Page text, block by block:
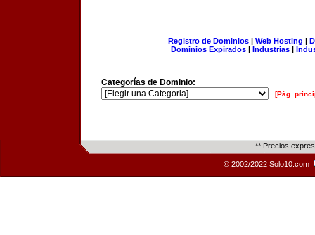
Registro de Dominios| Web Hosting |
Dominios Expirados | Industrias |
Categorías de Dominio:
[Pág.
** Precios
© 2002/2022 Solo10.com